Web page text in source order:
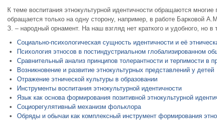
К теме воспитания этнокультурной идентичности обращаются
обращается только на одну сторону, например, в работе Барковой
З. – народный орнамент. На наш взгляд нет краткого и удобного, но
Социально-психологическая сущность идентичности и её
Психология этносов в постиндустриальном глобализированном
Сравнительный анализ принципов толерантности и терпимости в
Возникновение и развитие этнокультурных представлений у детей
Отражение этнической культуры в образовании
Инструменты воспитания этнокультурной идентичности
Язык как основа формирования позитивной этнокультурной
Социорегулятивный механизм фольклора
Обряды и обычаи как комплексный инструмент формирования